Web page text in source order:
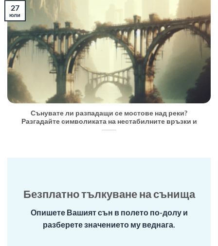
Сънувате ли разпадащи се мостове над реки?
Разгадайте символиката на нестабилните връзки и
27
юли
Безплатно тълкуване на сънища
Опишете Вашият сън в полето по-долу и
разберете значението му веднага.